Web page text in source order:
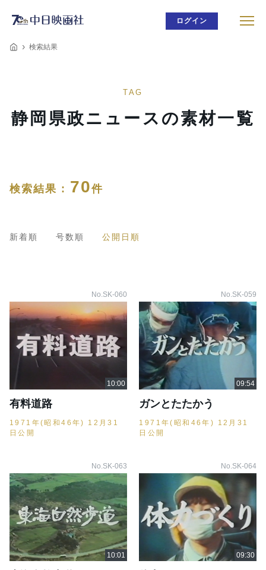
ログイン
検索結果
TAG
静岡県政ニュースの素材一覧
検索結果 : 70件
新着順 号数順 公開日順
No.SK-060
有料道路
1971年(昭和46年) 12月31
日公開
No.SK-059
ガンとたたかう
1971年(昭和46年) 12月31
日公開
No.SK-063 No.SK-064